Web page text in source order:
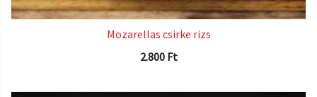
Mozarellas csirke rizs
2.800 Ft